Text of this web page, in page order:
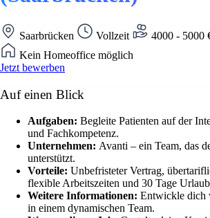
Saarbrücken Vollzeit
4000 - 5000
Kein Homeoffice möglich
Jetzt bewerben
Auf einen Blick
Aufgaben: Begleite Patienten auf der
und Fachkompetenz.
Unternehmen: Avanti – ein Team, das
unterstützt.
Vorteile: Unbefristeter Vertrag,
flexible Arbeitszeiten und 30 Tage
Weitere Informationen: Entwickle dich
in einem dynamischen Team.